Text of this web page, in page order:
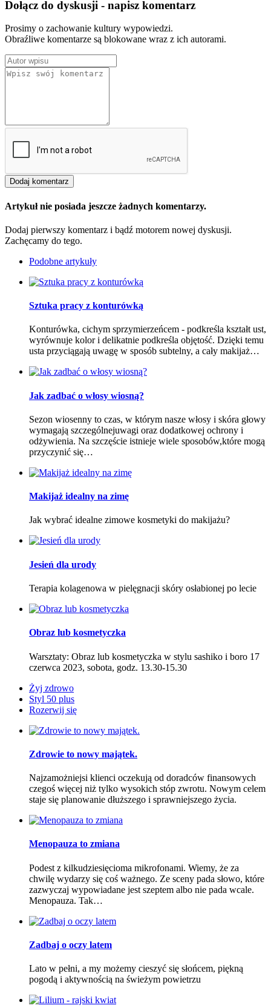
Dołącz do dyskusji - napisz komentarz
Prosimy o zachowanie kultury wypowiedzi.
Obraźliwe komentarze są blokowane wraz z ich autorami.
Artykuł nie posiada jeszcze żadnych komentarzy.
Dodaj pierwszy komentarz i bądź motorem nowej dyskusji.
Zachęcamy do tego.
Podobne artykuły
Sztuka pracy z konturówką
Konturówka, cichym sprzymierzeńcem - podkreśla kształt ust,
wyrównuje kolor i delikatnie podkreśla objętość. Dzięki temu
usta przyciągają uwagę w sposób subtelny, a cały makijaż…
Jak zadbać o włosy wiosną?
Sezon wiosenny to czas, w którym nasze włosy i skóra głowy
wymagają szczególnejuwagi oraz dodatkowej ochrony i
odżywienia. Na szczęście istnieje wiele sposobów,które mogą
przyczynić się…
Makijaż idealny na zimę
Jak wybrać idealne zimowe kosmetyki do makijażu?
Jesień dla urody
Terapia kolagenowa w pielęgnacji skóry osłabionej po lecie
Obraz lub kosmetyczka
Warsztaty: Obraz lub kosmetyczka w stylu sashiko i boro 17
czerwca 2023, sobota, godz. 13.30-15.30
Żyj zdrowo
Styl 50 plus
Rozerwij się
Zdrowie to nowy majątek.
Najzamożniejsi klienci oczekują od doradców finansowych
czegoś więcej niż tylko wysokich stóp zwrotu. Nowym celem
staje się planowanie dłuższego i sprawniejszego życia.
Menopauza to zmiana
Podest z kilkudziesięcioma mikrofonami. Wiemy, że za
chwilę wydarzy się coś ważnego. Ze sceny pada słowo, które
zazwyczaj wypowiadane jest szeptem albo nie pada wcale.
Menopauza. Tak…
Zadbaj o oczy latem
Lato w pełni, a my możemy cieszyć się słońcem, piękną
pogodą i aktywnością na świeżym powietrzu